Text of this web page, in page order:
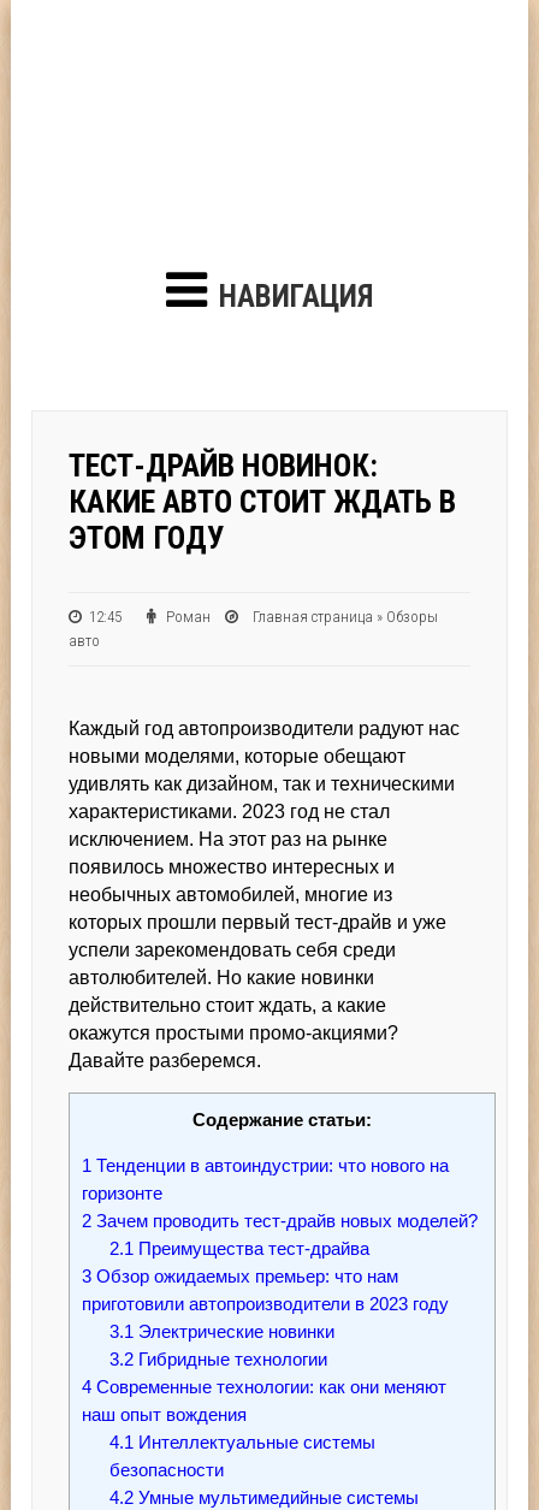
НАВИГАЦИЯ
ТЕСТ-ДРАЙВ НОВИНОК:
КАКИЕ АВТО СТОИТ ЖДАТЬ В
ЭТОМ ГОДУ
12:45 Роман Главная страница » Обзоры
авто
Каждый год автопроизводители радуют нас
новыми моделями, которые обещают
удивлять как дизайном, так и техническими
характеристиками. 2023 год не стал
исключением. На этот раз на рынке
появилось множество интересных и
необычных автомобилей, многие из
которых прошли первый тест-драйв и уже
успели зарекомендовать себя среди
автолюбителей. Но какие новинки
действительно стоит ждать, а какие
окажутся простыми промо-акциями?
Давайте разберемся.
Содержание статьи:
1 Тенденции в автоиндустрии: что нового на
горизонте
2 Зачем проводить тест-драйв новых моделей?
2.1 Преимущества тест-драйва
3 Обзор ожидаемых премьер: что нам
приготовили автопроизводители в 2023 году
3.1 Электрические новинки
3.2Гибридные технологии
4 Современные технологии: как они меняют
наш опыт вождения
4.1 Интеллектуальные системы
безопасности
4.2Умные мультимедийные системы